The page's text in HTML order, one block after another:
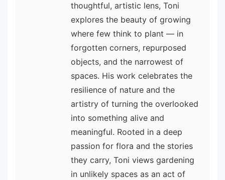
thoughtful, artistic lens, Toni
explores the beauty of growing
where few think to plant — in
forgotten corners, repurposed
objects, and the narrowest of
spaces. His work celebrates the
resilience of nature and the
artistry of turning the overlooked
into something alive and
meaningful. Rooted in a deep
passion for flora and the stories
they carry, Toni views gardening
in unlikely spaces as an act of